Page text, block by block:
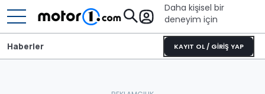
Daha kişisel bir
deneyim için
KAYIT OL / GİRİŞ YAP
Haberler